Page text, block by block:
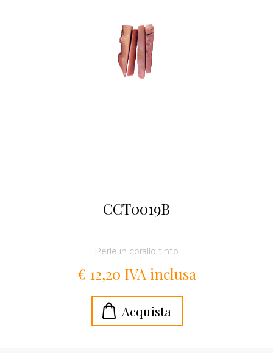
CCT0019B
Perle in corallo tinto
€ 12,20 IVA inclusa